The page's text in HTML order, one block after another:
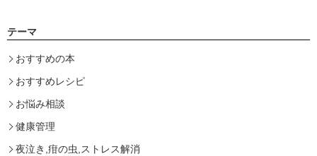
テーマ
おすすめの本
おすすめレシピ
お悩み相談
健康管理
夜泣き,疳の虫,ストレス解消